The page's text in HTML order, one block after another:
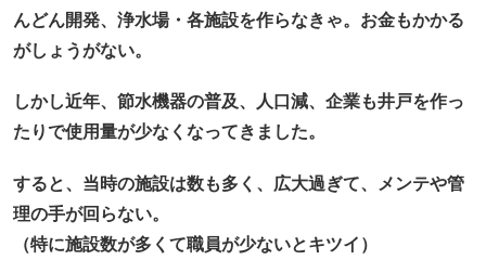
んどん開発、浄水場・各施設を作らなきゃ。お金もかかる
がしょうがない。
しかし近年、節水機器の普及、人口減、企業も井戸を作っ
たりで使用量が少なくなってきました。
すると、当時の施設は数も多く、広大過ぎて、メンテや管
理の手が回らない。
（特に施設数が多くて職員が少ないとキツイ）